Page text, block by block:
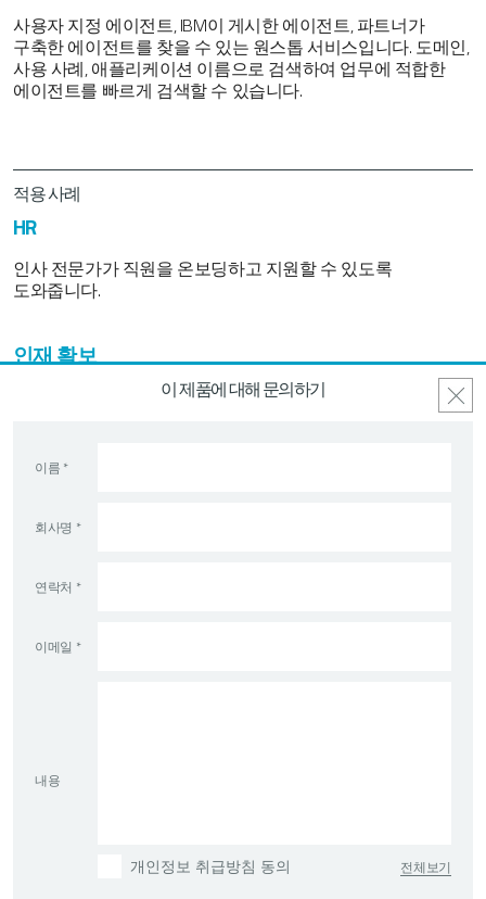
사용자 지정 에이전트, IBM이 게시한 에이전트, 파트너가
구축한 에이전트를 찾을 수 있는 원스톱 서비스입니다. 도메인,
사용 사례, 애플리케이션 이름으로 검색하여 업무에 적합한
에이전트를 빠르게 검색할 수 있습니다.
적용 사례
HR
인사 전문가가 직원을 온보딩하고 지원할 수 있도록
도와줍니다.
인재 확보
구매 및 조달팀의 효율성을 높이고 전략적 소싱을 개선할 수
영업
잠재 고객 검증 자동화, 고객 상호작용 향상 등 영업주기별 각
자연어 처리를 통해 챗봇이 복잡한 문의를 이해하고 대화형
이 제품에 대해 문의하기
이름 *
회사명 *
연락처 *
이메일 *
내용
개인정보 취급방침 동의 전체보기